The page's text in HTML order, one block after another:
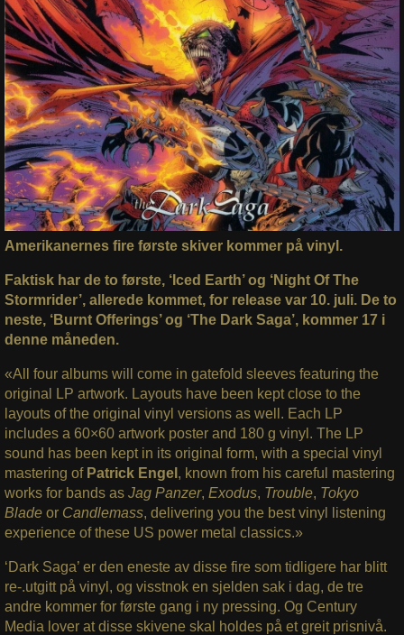
Amerikanernes fire første skiver kommer på vinyl.
Faktisk har de to første, ‘Iced Earth’ og ‘Night Of The
Stormrider’, allerede kommet, for release var 10. juli. De to
neste, ‘Burnt Offerings’ og ‘The Dark Saga’, kommer 17 i
denne måneden.
«All four albums will come in gatefold sleeves featuring the
original LP artwork. Layouts have been kept close to the
layouts of the original vinyl versions as well. Each LP
includes a 60×60 artwork poster and 180 g vinyl. The LP
sound has been kept in its original form, with a special vinyl
mastering of Patrick Engel , known from his careful mastering
works for bands asJag Panzer, Exodus, Trouble, Tokyo
Bladeor Candlemass, delivering you the best vinyl listening
experience of these US power metal classics.»
‘Dark Saga’ er den eneste av disse fire som tidligere har blitt
re-.utgitt på vinyl, og visstnok en sjelden sak i dag, de tre
andre kommer for første gang i ny pressing. Og Century
Media lover at disse skivene skal holdes på et greit prisnivå.